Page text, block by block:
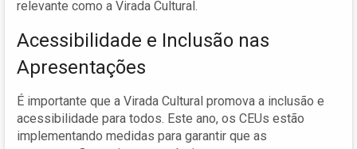
relevante como a Virada Cultural.
Acessibilidade e Inclusão nas
Apresentações
É importante que a Virada Cultural promova a inclusão e
acessibilidade para todos. Este ano, os CEUs estão
implementando medidas para garantir que as